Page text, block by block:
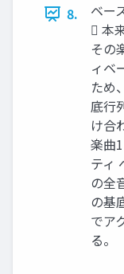
8.
ベー
 本
その
ィベ
ため
底行
け合
楽曲
ティ
の全
の基
でア
る。